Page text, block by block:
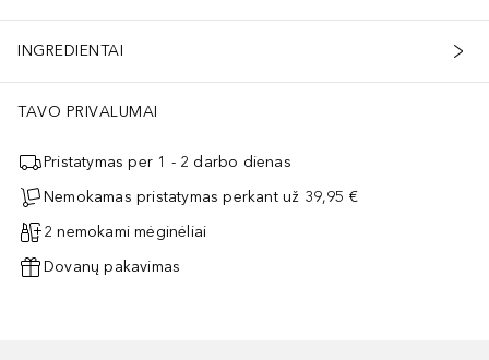
INGREDIENTAI
TAVO PRIVALUMAI
Pristatymas per 1 - 2 darbo dienas
Nemokamas pristatymas perkant už 39,95 €
2 nemokami mėginėliai
Dovanų pakavimas